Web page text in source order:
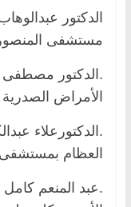
الدكتور
مستشفى
.الدكتور مصطفى
الأمراض
.الدكتورعلاء
العظام
.عبد المنعم